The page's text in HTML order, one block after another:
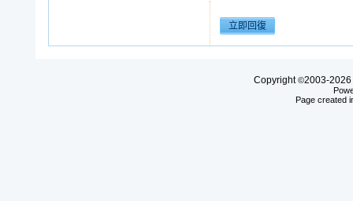
Copyright©2003-2026
Page created